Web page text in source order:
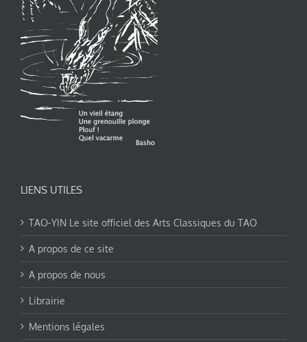
LIENS UTILES
TAO-YIN Le site officiel des Arts Classiques du TAO
A propos de ce site
A propos de nous
Librairie
Mentions légales